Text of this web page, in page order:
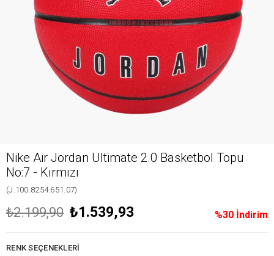
Nike Air Jordan Ultimate 2.0 Basketbol Topu
No:7 - Kırmızı
(J.100.8254.651.07)
%30 İndirim
₺2.199,90 ₺1.539,93
RENK SEÇENEKLERI